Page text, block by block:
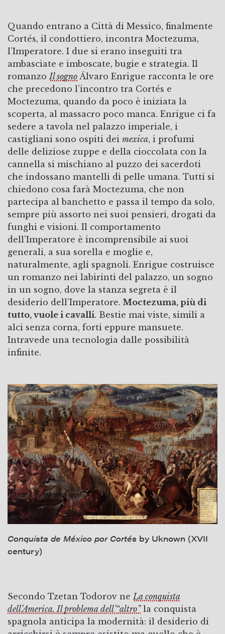
Quando entrano a Città di Messico, finalmente
Cortés, il condottiero, incontra Moctezuma,
l’Imperatore. I due si erano inseguiti tra
ambasciate e imboscate, bugie e strategia. Il
romanzo Il sogno Álvaro Enrigue racconta le ore
che precedono l’incontro tra Cortés e
Moctezuma, quando da poco è iniziata la
scoperta, al massacro poco manca. Enrigue ci fa
sedere a tavola nel palazzo imperiale, i
castigliani sono ospiti dei mexica, i profumi
delle deliziose zuppe e della cioccolata con la
cannella si mischiano al puzzo dei sacerdoti
che indossano mantelli di pelle umana. Tutti si
chiedono cosa farà Moctezuma, che non
partecipa al banchetto e passa il tempo da solo,
sempre più assorto nei suoi pensieri, drogati da
funghi e visioni. Il comportamento
dell’Imperatore è incomprensibile ai suoi
generali, a sua sorella e moglie e,
naturalmente, agli spagnoli. Enrigue costruisce
un romanzo nei labirinti del palazzo, un sogno
in un sogno, dove la stanza segreta è il
desiderio dell’Imperatore. Moctezuma, più di
tutto, vuole i cavalli. Bestie mai viste, simili a
alci senza corna, forti eppure mansuete.
Intravede una tecnologia dalle possibilità
infinite.
Conquista de México por Cortés by Uknown (XVII
century)
Secondo Tzetan Todorov ne La conquista
dell’America. Il problema dell’“altro”la conquista
spagnola anticipa la modernità: il desiderio di